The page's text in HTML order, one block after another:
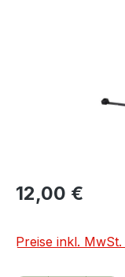
12,00 €
Preise inkl.